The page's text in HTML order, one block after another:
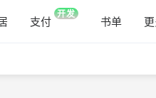
支付 开发 书单